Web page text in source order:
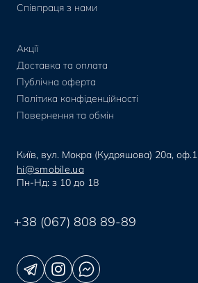
Співпраця з нами
Акції
Доставка та оплата
Публічна оферта
Політика конфіденційності
Повернення та обмін
Київ, вул. Мокра (Кудряшова) 20а, оф.1
hi@smobile.ua
Пн-Нд: з 10 до 18
+38 (067) 808 89-89